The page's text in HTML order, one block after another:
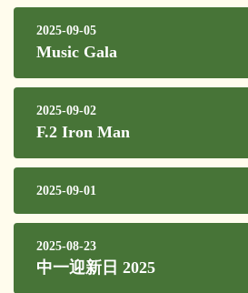
2025-09-05
Music Gala
2025-09-02
F.2 Iron Man
2025-09-01
2025-08-23
中一迎新日 2025